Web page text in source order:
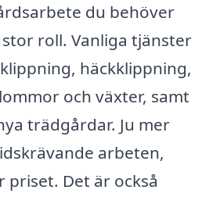
du behöver
roll. Vanliga tjänster
häckklippning,
och växter, samt
trädgårdar. Ju mer
arbeten,
priset. Det är också